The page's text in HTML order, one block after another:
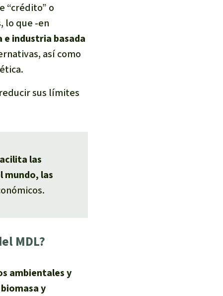
“crédito” o
lo que -en
industria basada
así como
reducir sus límites
las
mundo, las
MDL?
ambientales y
biomasa y